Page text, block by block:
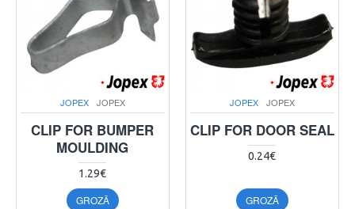
JOPEX JOPEX
CLIP FOR BUMPER
MOULDING
1.29€
GROZĀ
JOPEX JOPEX
CLIP FOR DOOR SEAL
0.24€
GROZĀ